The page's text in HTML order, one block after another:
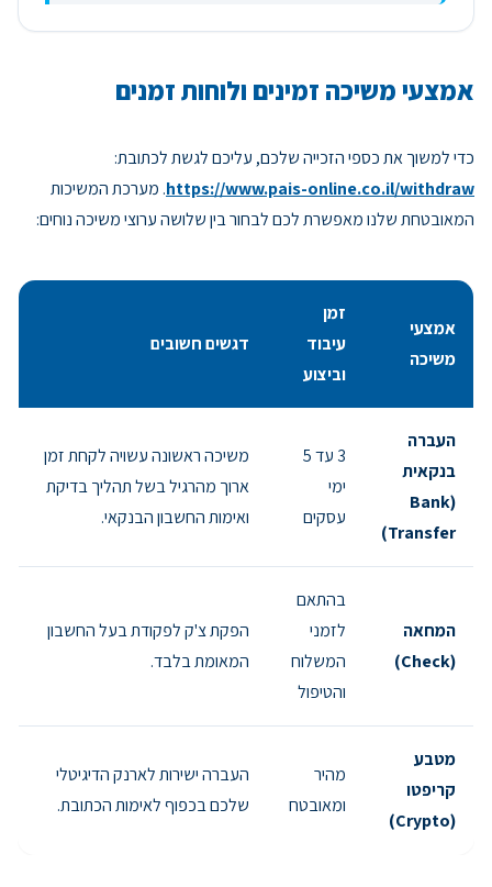
אמצעי משיכה זמינים ולוחות זמנים
כדי למשוך את כספי הזכייה שלכם, עליכם לגשת לכתובת:
https://www.pais-online.co.il/withdraw. מערכת המשיכות
המאובטחת שלנו מאפשרת לכם לבחור בין שלושה ערוצי משיכה נוחים:
אמצעי
משיכה
זמן
עיבוד
וביצוע
דגשים חשובים
העברה
בנקאית
(Bank
Transfer)
3 עד 5
ימי
עסקים
משיכה ראשונה עשויה לקחת זמן
ארוך מהרגיל בשל תהליך בדיקת
ואימות החשבון הבנקאי.
המחאה
(Check)
בהתאם
לזמני
המשלוח
והטיפול
הפקת צ'ק לפקודת בעל החשבון
המאומת בלבד.
מטבע
קריפטו
(Crypto)
מהיר
ומאובטח
העברה ישירות לארנק הדיגיטלי
שלכם בכפוף לאימות הכתובת.